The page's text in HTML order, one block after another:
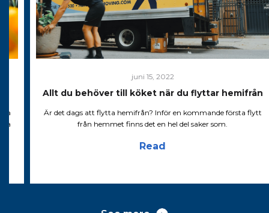
juni 15, 2022
Allt du behöver till köket när du flyttar hemifrån
Är det dags att flytta hemifrån? Inför en kommande första flytt
från hemmet finns det en hel del saker som.
Read